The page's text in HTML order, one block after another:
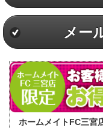
メー
ホームメイトFC三宮